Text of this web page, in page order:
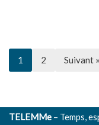
1 2 Suivant »
TELEMMe – Temps,